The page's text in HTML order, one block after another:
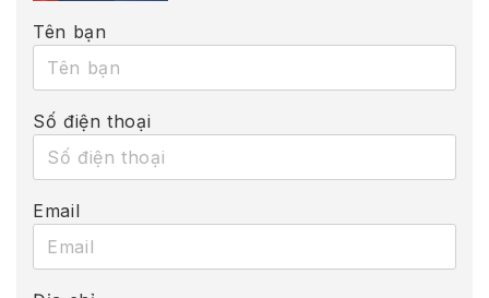
Tên bạn
Số điện thoại
Email